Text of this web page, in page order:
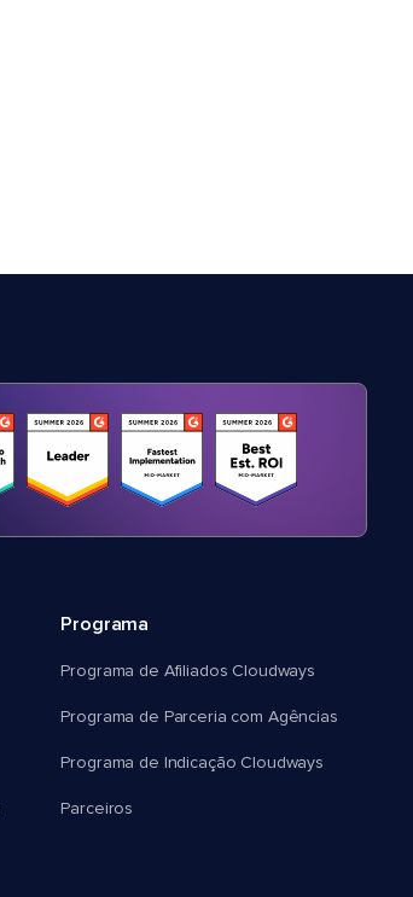
Programa
Programa de Afiliados Cloudways
Programa de Parceria com Agências
Programa de Indicação Cloudways
Parceiros